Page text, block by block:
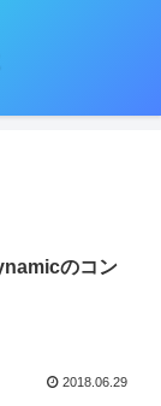
のコン
2018.06.29